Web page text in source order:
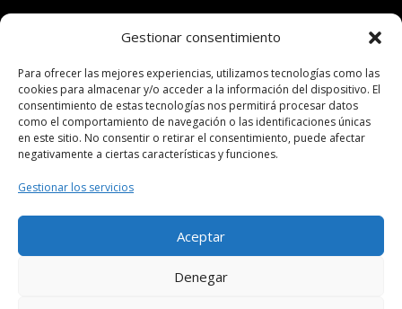
Gestionar consentimiento
Para ofrecer las mejores experiencias, utilizamos tecnologías como las
cookies para almacenar y/o acceder a la información del dispositivo. El
consentimiento de estas tecnologías nos permitirá procesar datos
como el comportamiento de navegación o las identificaciones únicas
en este sitio. No consentir o retirar el consentimiento, puede afectar
negativamente a ciertas características y funciones.
Gestionar los servicios
Aceptar
Denegar
Política de cookies
Política de privacidad